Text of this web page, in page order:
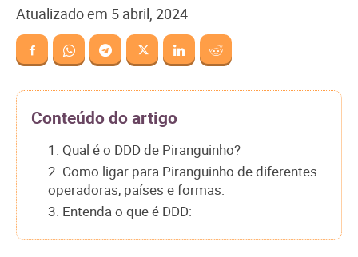
Atualizado em 5 abril, 2024
Conteúdo do artigo
1. Qual é o DDD de Piranguinho?
2. Como ligar para Piranguinho de diferentes
operadoras, países e formas:
3. Entenda o que é DDD: